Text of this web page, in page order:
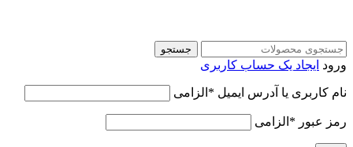
جستجو
ورود ایجاد یک حساب کاربری
نام کاربری یا آدرس ایمیل * الزامی
رمز عبور * الزامی